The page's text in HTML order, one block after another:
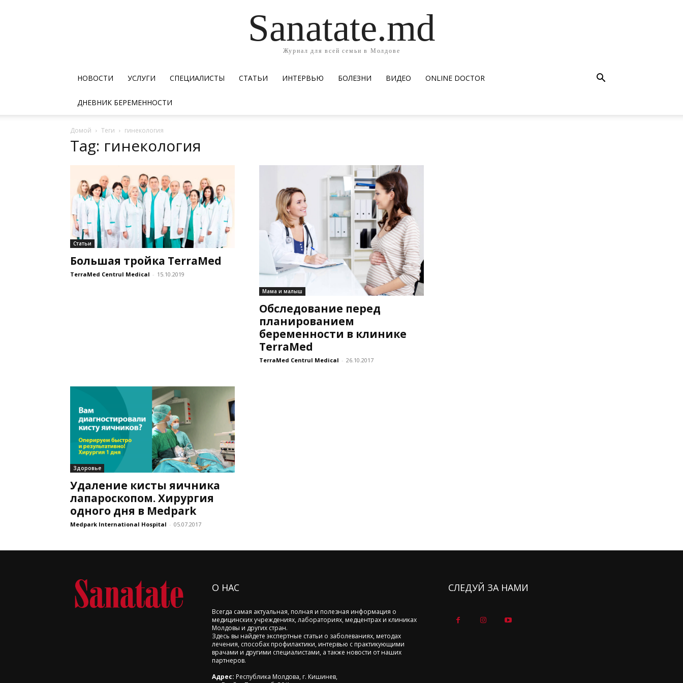
Sanatate.md
Журнал для всей семьи в Молдове
НОВОСТИ УСЛУГИ СПЕЦИАЛИСТЫ СТАТЬИ ИНТЕРВЬЮ БОЛЕЗНИ ВИДЕО ОNLINE DOCTOR
ДНЕВНИК БЕРЕМЕННОСТИ
Домой Теги гинекология
Tag: гинекология
Статьи
Большая тройка TerraMed
TerraMed Centrul Medical - 15.10.2019
Мама и малыш
Обследование перед
планированием
беременности в клинике
TerraMed
TerraMed Centrul Medical - 26.10.2017
Здоровье
Удаление кисты яичника
лапароскопом. Хирургия
одного дня в Medpark
Medpark International Hospital - 05.07.2017
О НАС
Всегда самая актуальная, полная и полезная информация о
медицинских учреждениях, лабораториях, медцентрах и клиниках
Молдовы и других стран.
Здесь вы найдете экспертные статьи о заболеваниях, методах
лечения, способах профилактики, интервью с практикующими
врачами и другими специалистами, а также новости от наших
партнеров.
Адрес: Республика Молдова, г. Кишинев,
СЛЕДУЙ ЗА НАМИ